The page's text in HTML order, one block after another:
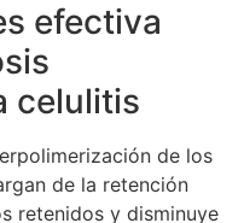
efectiva
celulitis
de los
de la retención
retenidos y disminuye